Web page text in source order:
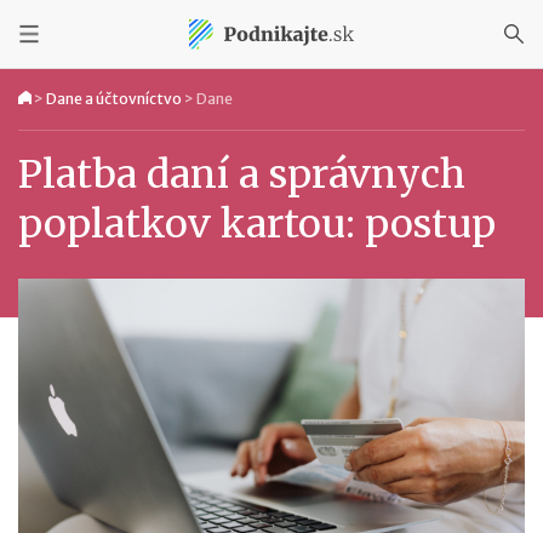
> Dane a účtovníctvo > Dane
Platba daní a správnych
poplatkov kartou: postup